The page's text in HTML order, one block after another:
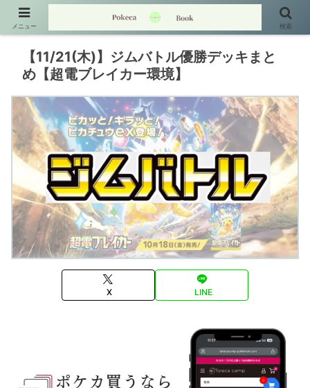
【11/21(木)】ジムバトル優勝デッキまと
め【超電ブレイカー環境】
X LINE
メニュー 検索